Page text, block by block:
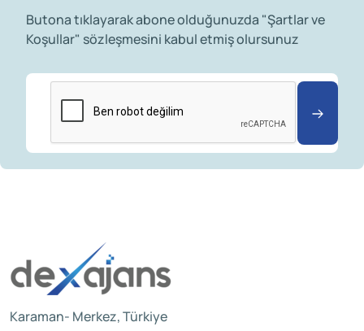
Butona tıklayarak abone olduğunuzda "Şartlar ve
Koşullar" sözleşmesini kabul etmiş olursunuz
Karaman- Merkez, Türkiye